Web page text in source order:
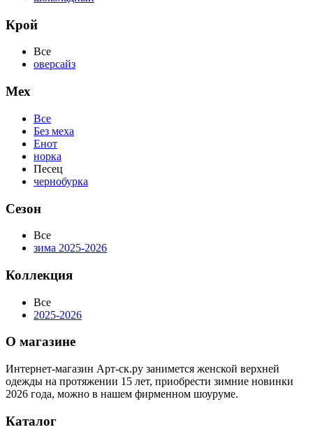
Крой
Все
оверсайз
Мех
Все
Без меха
Енот
норка
Песец
чернобурка
Сезон
Все
зима 2025-2026
Коллекция
Все
2025-2026
О магазине
Интернет-магазин Арт-ск.ру занимется женской верхней
одежды на протяжении 15 лет, приобрести зимние новинки
2026 года, можно в нашем фирменном шоуруме.
Каталог